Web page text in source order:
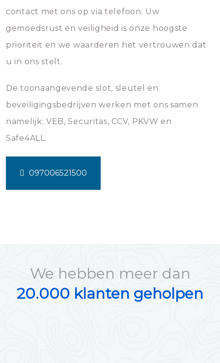
contact met ons op via telefoon. Uw
gemoedsrust en veiligheid is onze hoogste
prioriteit en we waarderen het vertrouwen dat
u in ons stelt.
De toonaangevende slot, sleutel en
beveiligingsbedrijven werken met ons samen
namelijk; VEB, Securitas, CCV, PKVW en
Safe4ALL.
097006521500
We hebben meer dan
20.000 klanten geholpen